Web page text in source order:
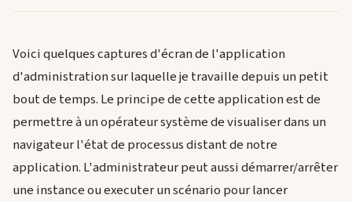
Voici quelques captures d'écran de l'application
d'administration sur laquelle je travaille depuis un petit
bout de temps. Le principe de cette application est de
permettre à un opérateur système de visualiser dans un
navigateur l'état de processus distant de notre
application. L'administrateur peut aussi démarrer/arrêter
une instance ou executer un scénario pour lancer